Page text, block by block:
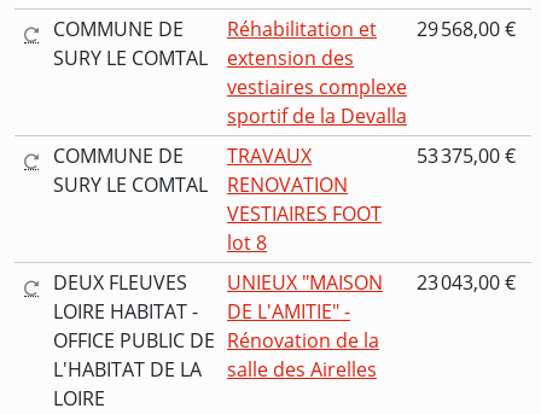
COMMUNE DE
SURY LE COMTAL
Réhabilitation et
extension des
vestiaires complexe
sportif de la Devalla
29 568,00 €
COMMUNE DE
SURY LE COMTAL
TRAVAUX
RENOVATION
VESTIAIRES FOOT
lot 8
53 375,00 €
DEUX FLEUVES
LOIRE HABITAT -
OFFICE PUBLIC DE
L'HABITAT DE LA
LOIRE
UNIEUX "MAISON
DE L'AMITIE" -
Rénovation de la
salle des Airelles
23 043,00 €